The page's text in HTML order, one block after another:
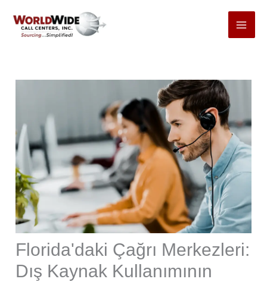
Florida'daki Çağrı Merkezleri:
Dış Kaynak Kullanımının